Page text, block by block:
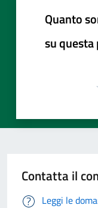
Quanto
su questa
Contatta il
Leggi le